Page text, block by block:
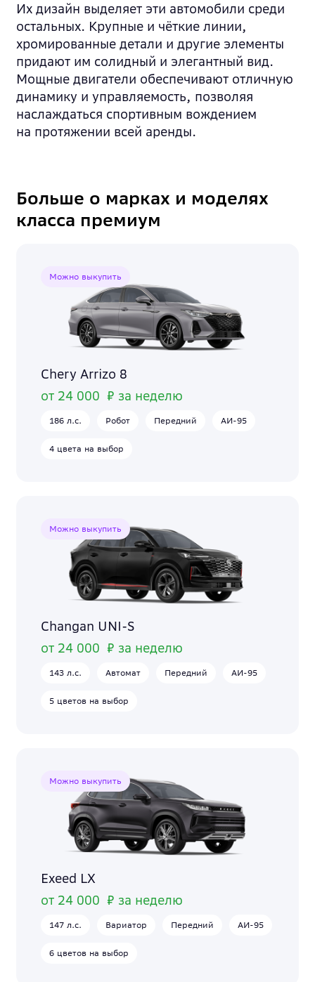
Их дизайн выделяет эти автомобили среди
остальных. Крупные и чёткие линии,
хромированные детали и другие элементы
придают им солидный и элегантный вид.
Мощные двигатели обеспечивают отличную
динамику и управляемость, позволяя
наслаждаться спортивным вождением
на протяжении всей аренды.
Больше о марках и моделях
класса премиум
Можно выкупить
Chery Arrizo 8
от 24 000 ₽ за неделю
186 л.с. Робот Передний АИ-95
4 цвета на выбор
Можно выкупить
Changan UNI-S
от 24 000 ₽ за неделю
143 л.с. Автомат Передний АИ-95
5 цветов на выбор
Можно выкупить
Exeed LX
от 24 000 ₽ за неделю
147 л.с. Вариатор Передний АИ-95
6 цветов на выбор